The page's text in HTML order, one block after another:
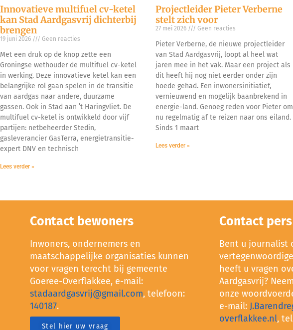
Innovatieve multifuel cv-ketel
kan Stad Aardgasvrij dichterbij
brengen
19 juni 2026 Geen reacties
Met een druk op de knop zette een
Groningse wethouder de multifuel cv-ketel
in werking. Deze innovatieve ketel kan een
belangrijke rol gaan spelen in de transitie
van aardgas naar andere, duurzame
gassen. Ook in Stad aan ’t Haringvliet. De
multifuel cv-ketel is ontwikkeld door vijf
partijen: netbeheerder Stedin,
gasleverancier GasTerra, energietransitie-
expert DNV en technisch
Lees verder »
Projectleider Pieter Verberne
stelt zich voor
27 mei 2026 Geen reacties
Pieter Verberne, de nieuwe projectleider
van Stad Aardgasvrij, loopt al heel wat
jaren mee in het vak. Maar een project als
dit heeft hij nog niet eerder onder zijn
hoede gehad. Een inwonersinitiatief,
vernieuwend en mogelijk baanbrekend in
energie-land. Genoeg reden voor Pieter om
nu regelmatig af te reizen naar ons eiland.
Sinds 1 maart
Lees verder »
Contact bewoners
Inwoners, ondernemers en
maatschappelijke organisaties kunnen
voor vragen terecht bij gemeente
Goeree-Overflakkee, e-mail:
stadaardgasvrij@gmail.com, telefoon:
140187.
Stel hier uw vraag
Contact pers
Bent u journalist
heeft u vragen
Aardgasvrij?
onze
e-mail:
overflakkee.nl,